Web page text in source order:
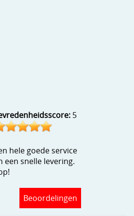
grids
kijkje
5
hele goede service
een snelle levering.
Beoordelingen